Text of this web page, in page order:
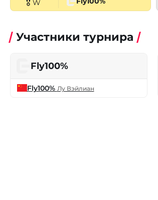
🎖 W
Участники турнира
Fly100%
Fly100% Лу Вэйлиан